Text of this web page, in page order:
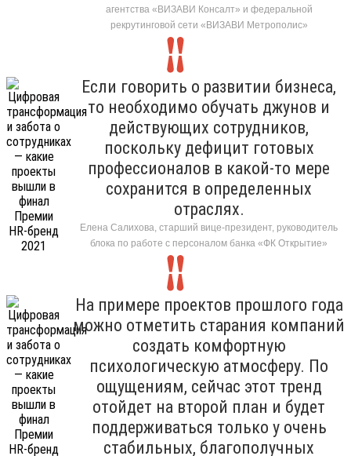
агентства «ВИЗАВИ Консалт» и федеральной
рекрутинговой сети «ВИЗАВИ Метрополис»
Если говорить о развитии бизнеса,
то необходимо обучать джунов и
действующих сотрудников,
поскольку дефицит готовых
профессионалов в какой-то мере
сохранится в определенных
отраслях.
Елена Салихова, старший вице-президент, руководитель
блока по работе с персоналом банка «ФК Открытие»
На примере проектов прошлого года
можно отметить старания компаний
создать комфортную
психологическую атмосферу. По
ощущениям, сейчас этот тренд
отойдет на второй план и будет
поддерживаться только у очень
стабильных, благополучных